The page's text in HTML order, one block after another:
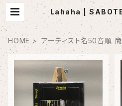
Lahaha |
レクトCDシ
HOME アーティスト名50音順